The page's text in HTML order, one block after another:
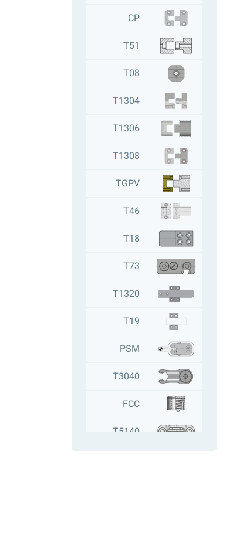
CP
T51
T08
T1304
T1306
T1308
TGPV
T46
T18
T73
T1320
T19
PSM
T3040
FCC
T5140